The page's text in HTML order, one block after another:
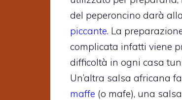
del peperoncino darà
piccante. La
complicata infatti viene
difficoltà in ogni casa
Un’altra salsa africana
maffe (o mafe), una